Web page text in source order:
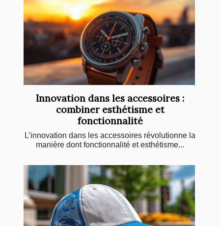
Innovation dans les accessoires :
combiner esthétisme et
fonctionnalité
L’innovation dans les accessoires révolutionne la
manière dont fonctionnalité et esthétisme...